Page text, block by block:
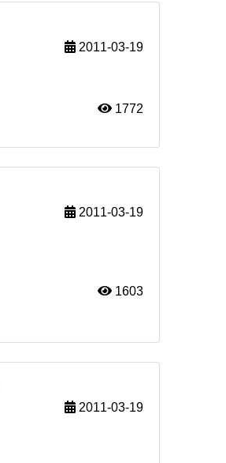
2011-03-19
1772
2011-03-19
1603
2011-03-19